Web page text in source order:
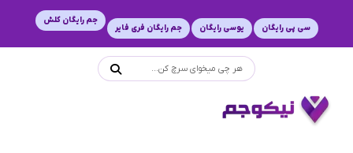
سی پی رایگان یوسی رایگان جم رایگان فری فایر
جم رایگان کلش